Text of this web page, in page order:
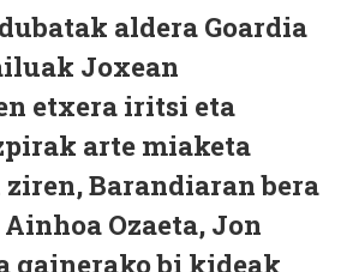
aldera Goardia
Joxean
etxera iritsi eta
arte miaketa
Barandiaran bera
Ozaeta, Jon
gainerako bi kideak